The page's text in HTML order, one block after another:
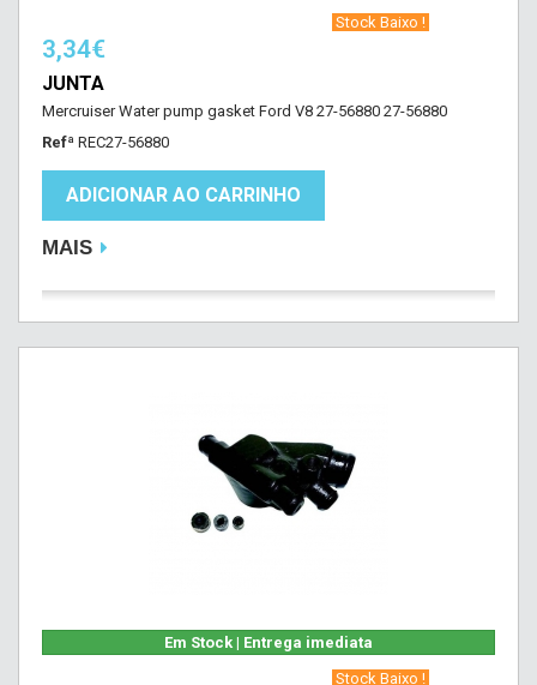
‎ Stock Baixo !‎ ‎
3,34€
JUNTA
Mercruiser Water pump gasket Ford V8 27-56880 27-56880
Refª REC27-56880
ADICIONAR AO CARRINHO
MAIS
Em Stock | Entrega imediata
‎ Stock Baixo !‎ ‎